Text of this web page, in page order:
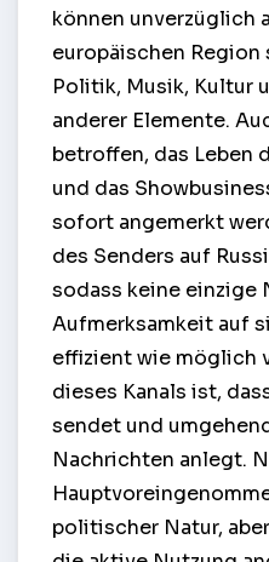
können unverzüglich
europäischen Region
Politik, Musik, Kultur
anderer Elemente.
betroffen, das Leben
und das
sofort angemerkt
des Senders auf
sodass keine einzige
Aufmerksamkeit auf
effizient wie möglich
dieses Kanals ist,
sendet und
Nachrichten anlegt.
politischer Natur,